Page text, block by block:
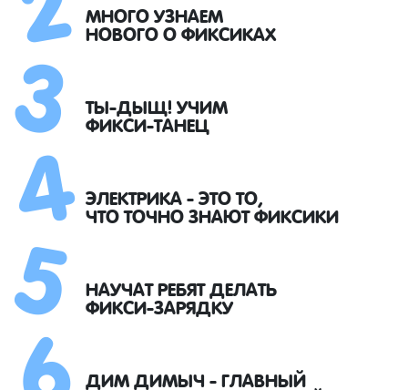
МНОГО УЗНАЕМ
НОВОГО О ФИКСИКАХ
ТЫ-ДЫЩ! УЧИМ
ФИКСИ-ТАНЕЦ
ЭЛЕКТРИКА - ЭТО ТО,
ЧТО ТОЧНО ЗНАЮТ ФИКСИКИ
НАУЧАТ РЕБЯТ ДЕЛАТЬ
ФИКСИ-ЗАРЯДКУ
ДИМ ДИМЫЧ - ГЛАВНЫЙ